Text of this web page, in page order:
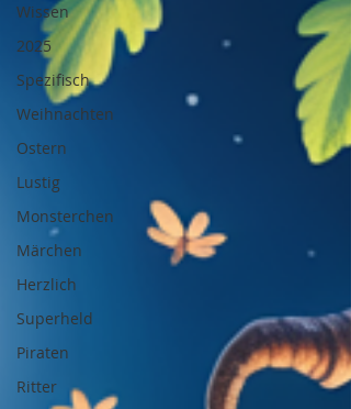
Wissen
2025
Spezifisch
Weihnachten
Ostern
Lustig
Monsterchen
Märchen
Herzlich
Superheld
Piraten
Ritter